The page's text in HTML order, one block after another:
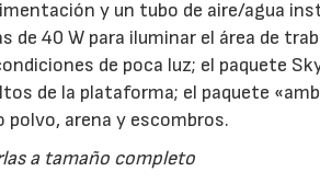
y un tubo de aire/agua
de 40 W para iluminar el área de
de poca luz; el paquete
de la plataforma; el paquete
arena y escombros.
a tamaño completo